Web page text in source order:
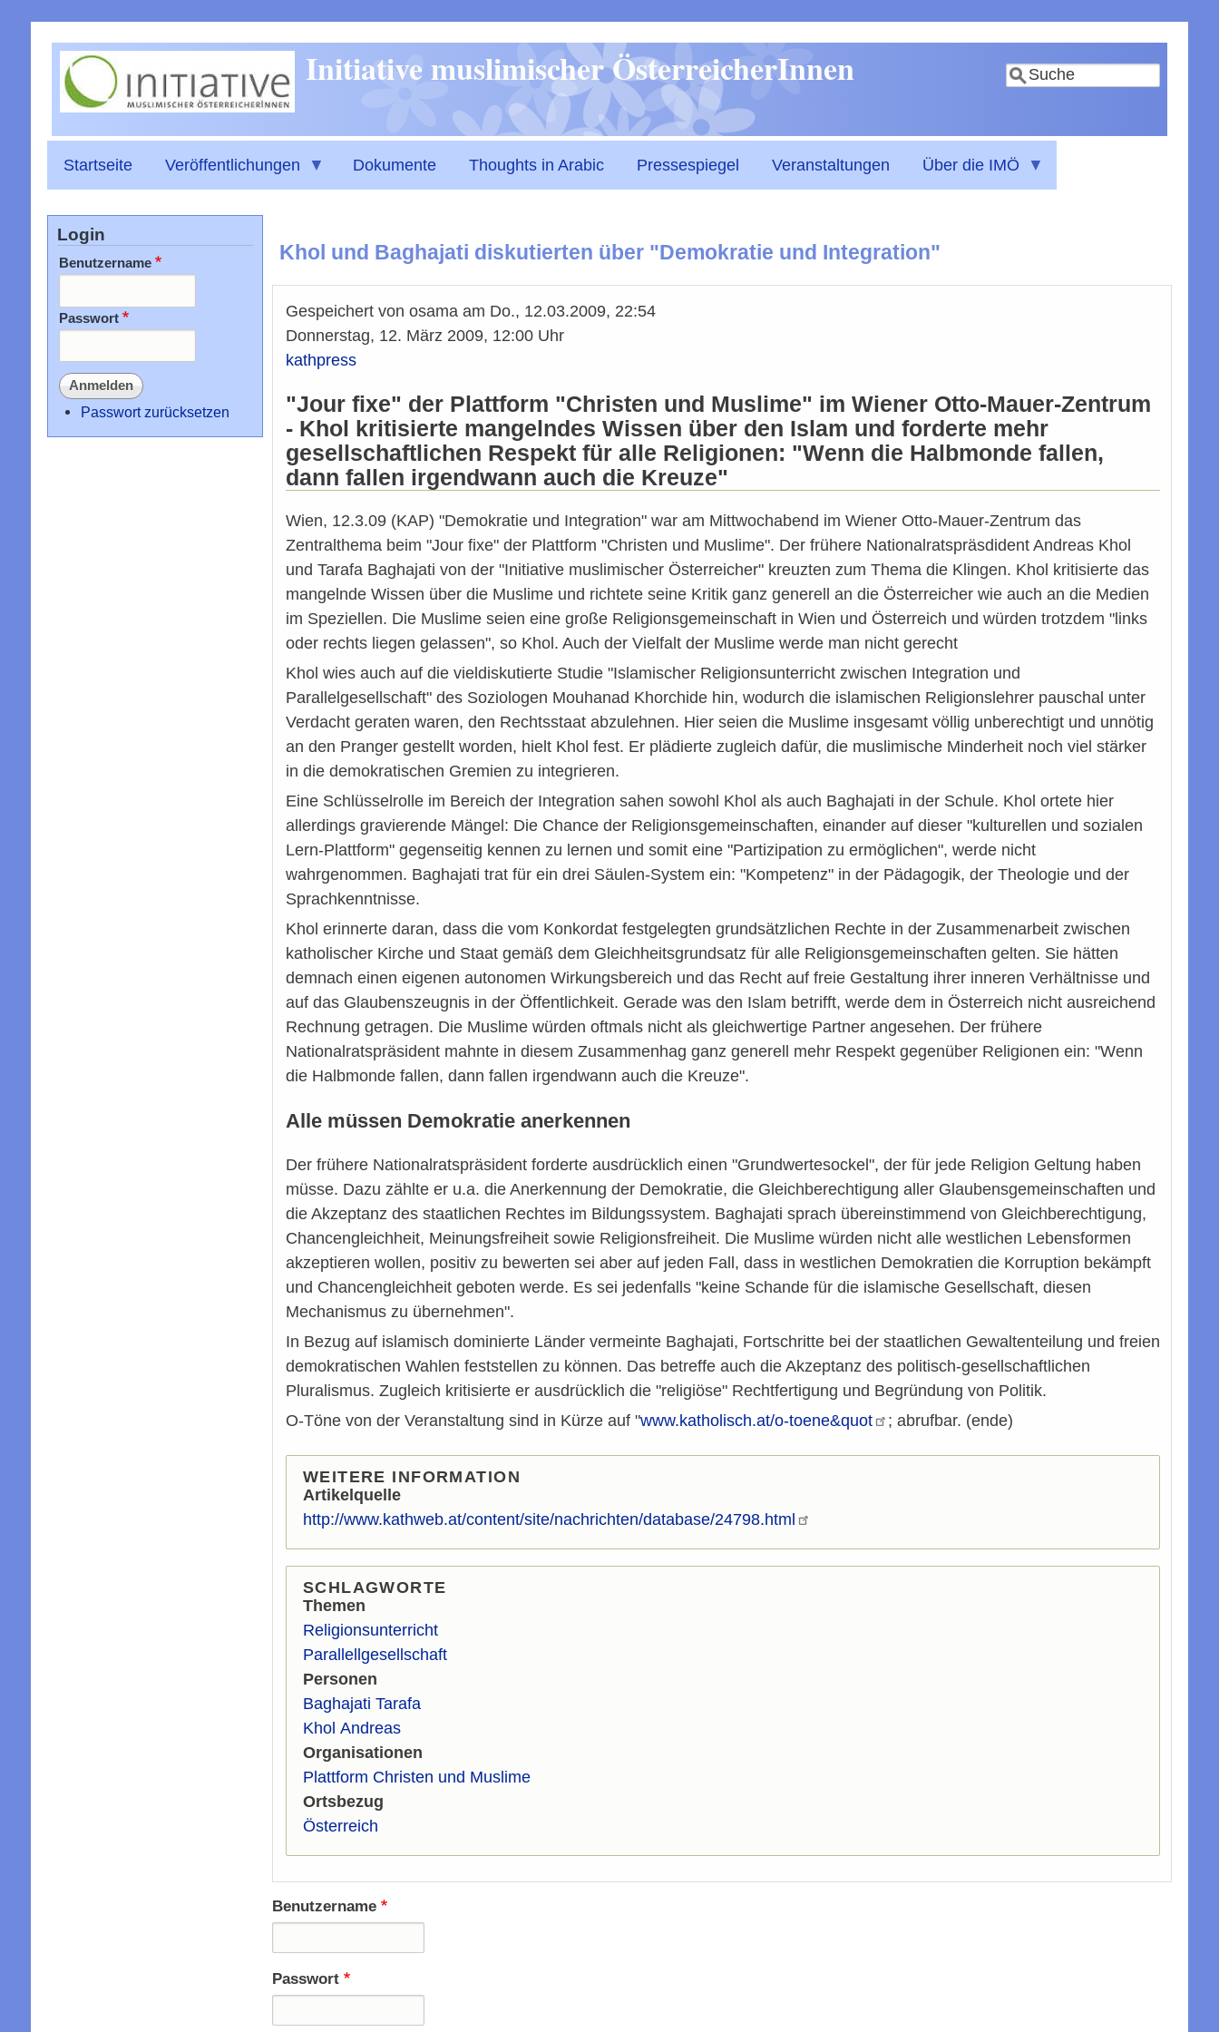
zum
Inhalt
Suche
Initiative muslimischer ÖsterreicherInnen
Startseite Veröffentlichungen Dokumente Thoughts in Arabic Pressespiegel Veranstaltungen Über die IMÖ
Khol und Baghajati diskutierten über "Demokratie und Integration"
Gespeichert von osama am Do., 12.03.2009, 22:54
Donnerstag, 12. März 2009, 12:00 Uhr
kathpress
"Jour fixe" der Plattform "Christen und Muslime" im Wiener Otto-Mauer-Zentrum
- Khol kritisierte mangelndes Wissen über den Islam und forderte mehr
gesellschaftlichen Respekt für alle Religionen: "Wenn die Halbmonde fallen,
dann fallen irgendwann auch die Kreuze"
Wien, 12.3.09 (KAP) "Demokratie und Integration" war am Mittwochabend im Wiener Otto-Mauer-Zentrum das
Zentralthema beim "Jour fixe" der Plattform "Christen und Muslime". Der frühere Nationalratspräsdident Andreas Khol
und Tarafa Baghajati von der "Initiative muslimischer Österreicher" kreuzten zum Thema die Klingen. Khol kritisierte das
mangelnde Wissen über die Muslime und richtete seine Kritik ganz generell an die Österreicher wie auch an die Medien
im Speziellen. Die Muslime seien eine große Religionsgemeinschaft in Wien und Österreich und würden trotzdem "links
oder rechts liegen gelassen", so Khol. Auch der Vielfalt der Muslime werde man nicht gerecht
Khol wies auch auf die vieldiskutierte Studie "Islamischer Religionsunterricht zwischen Integration und
Parallelgesellschaft" des Soziologen Mouhanad Khorchide hin, wodurch die islamischen Religionslehrer pauschal unter
Verdacht geraten waren, den Rechtsstaat abzulehnen. Hier seien die Muslime insgesamt völlig unberechtigt und unnötig
an den Pranger gestellt worden, hielt Khol fest. Er plädierte zugleich dafür, die muslimische Minderheit noch viel stärker
in die demokratischen Gremien zu integrieren.
Eine Schlüsselrolle im Bereich der Integration sahen sowohl Khol als auch Baghajati in der Schule. Khol ortete hier
allerdings gravierende Mängel: Die Chance der Religionsgemeinschaften, einander auf dieser "kulturellen und sozialen
Lern-Plattform" gegenseitig kennen zu lernen und somit eine "Partizipation zu ermöglichen", werde nicht
wahrgenommen. Baghajati trat für ein drei Säulen-System ein: "Kompetenz" in der Pädagogik, der Theologie und der
Sprachkenntnisse.
Khol erinnerte daran, dass die vom Konkordat festgelegten grundsätzlichen Rechte in der Zusammenarbeit zwischen
katholischer Kirche und Staat gemäß dem Gleichheitsgrundsatz für alle Religionsgemeinschaften gelten. Sie hätten
demnach einen eigenen autonomen Wirkungsbereich und das Recht auf freie Gestaltung ihrer inneren Verhältnisse und
auf das Glaubenszeugnis in der Öffentlichkeit. Gerade was den Islam betrifft, werde dem in Österreich nicht ausreichend
Rechnung getragen. Die Muslime würden oftmals nicht als gleichwertige Partner angesehen. Der frühere
Nationalratspräsident mahnte in diesem Zusammenhag ganz generell mehr Respekt gegenüber Religionen ein: "Wenn
die Halbmonde fallen, dann fallen irgendwann auch die Kreuze".
Alle müssen Demokratie anerkennen
Der frühere Nationalratspräsident forderte ausdrücklich einen "Grundwertesockel", der für jede Religion Geltung haben
müsse. Dazu zählte er u.a. die Anerkennung der Demokratie, die Gleichberechtigung aller Glaubensgemeinschaften und
die Akzeptanz des staatlichen Rechtes im Bildungssystem. Baghajati sprach übereinstimmend von Gleichberechtigung,
Chancengleichheit, Meinungsfreiheit sowie Religionsfreiheit. Die Muslime würden nicht alle westlichen Lebensformen
akzeptieren wollen, positiv zu bewerten sei aber auf jeden Fall, dass in westlichen Demokratien die Korruption bekämpft
und Chancengleichheit geboten werde. Es sei jedenfalls "keine Schande für die islamische Gesellschaft, diesen
Mechanismus zu übernehmen".
In Bezug auf islamisch dominierte Länder vermeinte Baghajati, Fortschritte bei der staatlichen Gewaltenteilung und freien
demokratischen Wahlen feststellen zu können. Das betreffe auch die Akzeptanz des politisch-gesellschaftlichen
Pluralismus. Zugleich kritisierte er ausdrücklich die "religiöse" Rechtfertigung und Begründung von Politik.
O-Töne von der Veranstaltung sind in Kürze auf "www.katholisch.at/o-toene&quot ; abrufbar. (ende)
WEITERE INFORMATION
Artikelquelle
http://www.kathweb.at/content/site/nachrichten/database/24798.html
SCHLAGWORTE
Themen
Religionsunterricht
Parallellgesellschaft
Personen
Baghajati Tarafa
Khol Andreas
Organisationen
Plattform Christen und Muslime
Ortsbezug
Österreich
Benutzername
Passwort
Login
Benutzername
Passwort
Passwort zurücksetzen